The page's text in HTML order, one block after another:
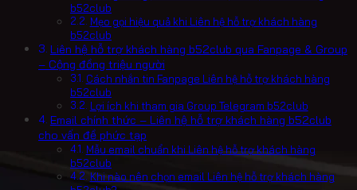
b52club
Mẹo gọi hiệu quả khi Liên hệ hỗ trợ khách hàng
b52club
Liên hệ hỗ trợ khách hàng b52club qua Fanpage & Group
– Cộng đồng triệu người
Cách nhắn tin Fanpage Liên hệ hỗ trợ khách hàng
b52club
Lợi ích khi tham gia Group Telegram b52club
Email chính thức – Liên hệ hỗ trợ khách hàng b52club
cho vấn đề phức tạp
Mẫu email chuẩn khi Liên hệ hỗ trợ khách hàng
b52club
Khi nào nên chọn email Liên hệ hỗ trợ khách hàng